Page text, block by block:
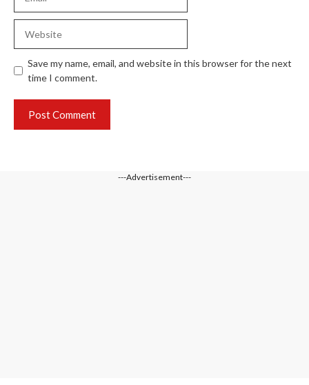
Save my name, email, and website in this browser for the next
time I comment.
---Advertisement---